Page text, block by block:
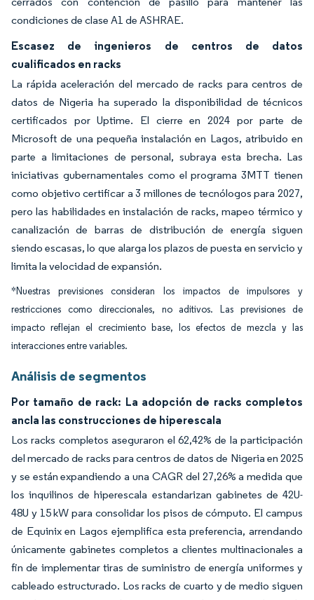
condiciones de clase A1 de ASHRAE.
Escasez de ingenieros de centros de datos
cualificados en racks
La rápida aceleración del mercado de racks para centros de
datos de Nigeria ha superado la disponibilidad de técnicos
certificados por Uptime. El cierre en 2024 por parte de
Microsoft de una pequeña instalación en Lagos, atribuido en
parte a limitaciones de personal, subraya esta brecha. Las
iniciativas gubernamentales como el programa 3MTT tienen
como objetivo certificar a 3 millones de tecnólogos para 2027,
pero las habilidades en instalación de racks, mapeo térmico y
canalización de barras de distribución de energía siguen
siendo escasas, lo que alarga los plazos de puesta en servicio y
limita la velocidad de expansión.
*Nuestras previsiones consideran los impactos de impulsores y
restricciones como direccionales, no aditivos. Las previsiones de
impacto reflejan el crecimiento base, los efectos de mezcla y las
interacciones entre variables.
Análisis de segmentos
Por tamaño de rack: La adopción de racks completos
ancla las construcciones de hiperescala
Los racks completos aseguraron el 62,42% de la participación
del mercado de racks para centros de datos de Nigeria en 2025
y se están expandiendo a una CAGR del 27,26% a medida que
los inquilinos de hiperescala estandarizan gabinetes de 42U-
48U y 15 kW para consolidar los pisos de cómputo. El campus
de Equinix en Lagos ejemplifica esta preferencia, arrendando
únicamente gabinetes completos a clientes multinacionales a
fin de implementar tiras de suministro de energía uniformes y
cableado estructurado. Los racks de cuarto y de medio siguen